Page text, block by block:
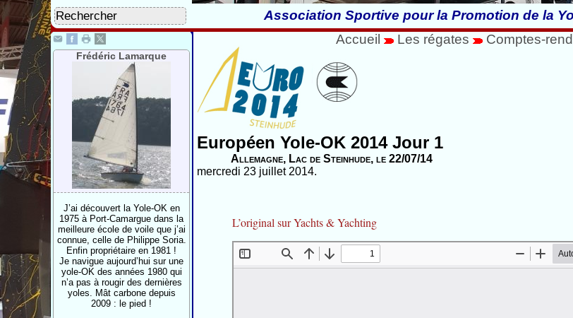
Association Sportive pour la Promotion de la
Frédéric Lamarque
J’ai découvert la Yole-OK en
1975 à Port-Camargue dans la
meilleure école de voile que j’ai
connue, celle de Philippe Soria.
Enfin propriétaire en 1981 !
Je navigue aujourd’hui sur une
yole-OK des années 1980 qui
n’a pas à rougir des dernières
yoles. Mât carbone depuis
2009 : le pied !
Accueil Les régates Comptes-
Européen Yole-OK 2014 Jour 1
Allemagne, Lac de Steinhude, le 22/07/14
mercredi 23 juillet 2014.
L’original sur Yachts & Yachting